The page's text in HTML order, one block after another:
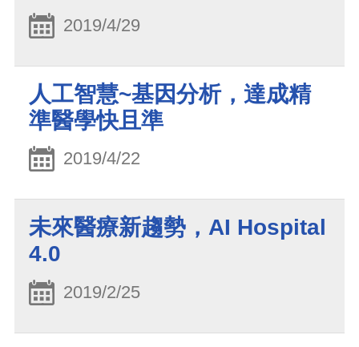
2019/4/29
人工智慧~基因分析，達成精
準醫學快且準
2019/4/22
未來醫療新趨勢，AI Hospital
4.0
2019/2/25